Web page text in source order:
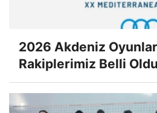
2026 Akdeniz
Rakiplerimiz Belli Oldu